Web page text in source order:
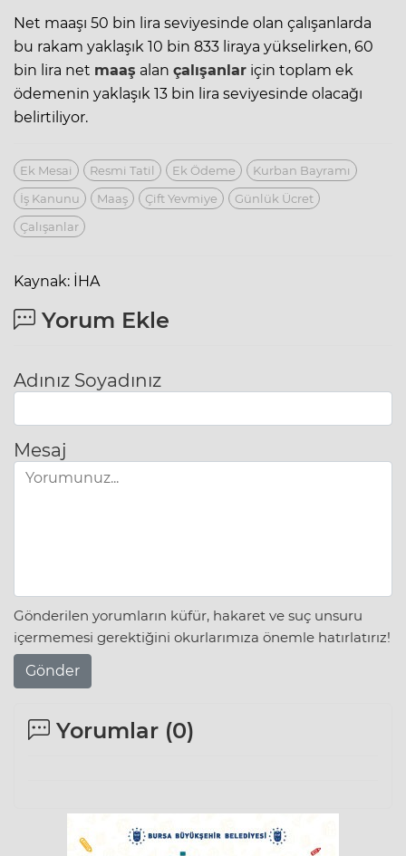
Net maaşı 50 bin lira seviyesinde olan çalışanlarda
bu rakam yaklaşık 10 bin 833 liraya yükselirken, 60
bin lira net maaş alan çalışanlar için toplam ek
ödemenin yaklaşık 13 bin lira seviyesinde olacağı
belirtiliyor.
Ek Mesai Resmi Tatil Ek Ödeme
Kurban Bayramı
İş Kanunu
Maaş Çift Yevmiye
Günlük Ücret
Çalışanlar
Kaynak: İHA
Yorum Ekle
Adınız Soyadınız
Mesaj
Gönderilen yorumların küfür, hakaret ve suç unsuru
içermemesi gerektiğini okurlarımıza önemle hatırlatırız!
Gönder
Yorumlar (0)